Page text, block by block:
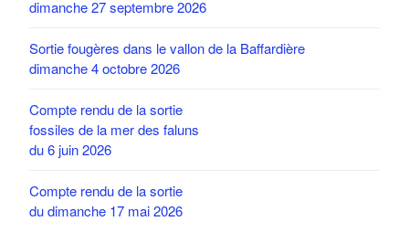
dimanche 27 septembre 2026
Sortie fougères dans le vallon de la Baffardière
dimanche 4 octobre 2026
Compte rendu de la sortie
fossiles de la mer des faluns
du 6 juin 2026
Compte rendu de la sortie
du dimanche 17 mai 2026